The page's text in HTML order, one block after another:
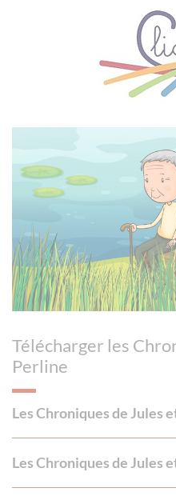
Télécharger les
Perline
Les Chroniques de Jules
Les Chroniques de Jules